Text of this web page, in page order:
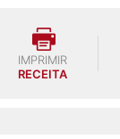
IMPRIMIR
RECEITA